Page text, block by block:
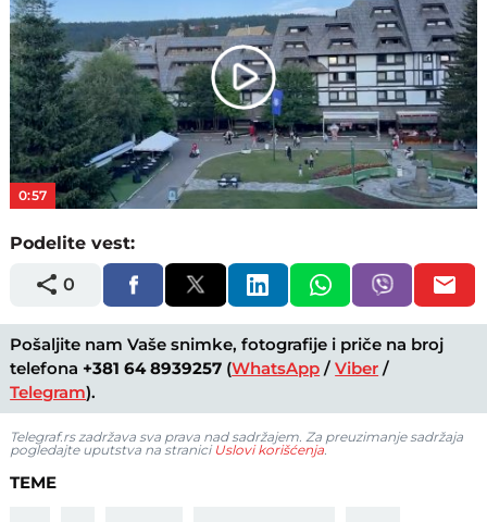
Play
Video
0:57
Podelite vest:
0
Pošaljite nam Vaše snimke, fotografije i priče na broj
telefona +381 64 8939257 (WhatsApp /Viber /
Telegram).
Telegraf.rs zadržava sva prava nad sadržajem. Za preuzimanje sadržaja
pogledajte uputstva na stranici Uslovi korišćenja.
TEME